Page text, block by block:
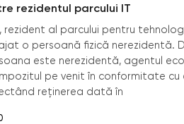
rezidentul parcului IT
rezident al parcului pentru
o persoană fizică nerezidentă.
este nerezidentă, agentul
pe venit în conformitate cu
reținerea dată în